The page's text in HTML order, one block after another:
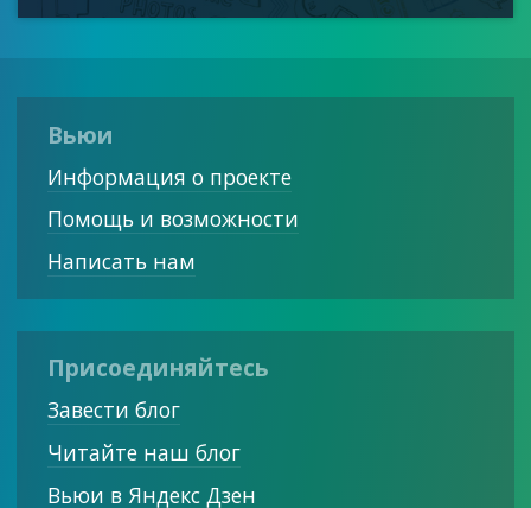
Вьюи
Информация о проекте
Помощь и возможности
Написать нам
Присоединяйтесь
Завести блог
Читайте наш блог
Вьюи в Яндекс Дзен